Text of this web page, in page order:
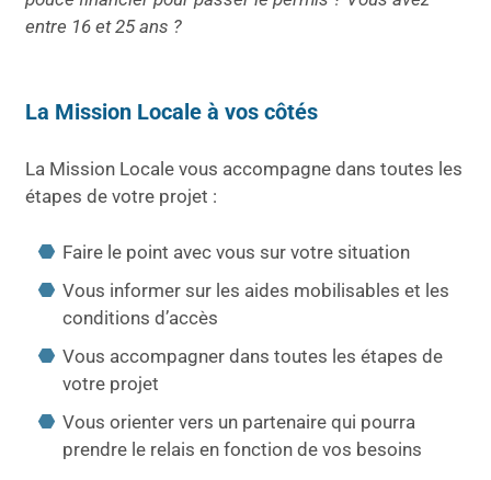
entre 16 et 25 ans ?
La Mission Locale à vos côtés
La Mission Locale vous accompagne dans toutes les
étapes de votre projet :
Faire le point avec vous sur votre situation
Vous informer sur les aides mobilisables et les
conditions d’accès
Vous accompagner dans toutes les étapes de
votre projet
Vous orienter vers un partenaire qui pourra
prendre le relais en fonction de vos besoins